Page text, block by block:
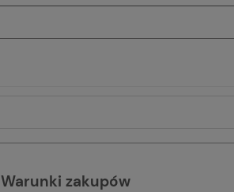
Warunki zakupów